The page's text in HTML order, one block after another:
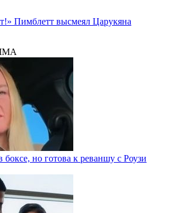
Пимблетт высмеял Царукяна
боксе, но готова к реваншу с Роузи